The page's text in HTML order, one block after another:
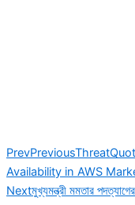
PrevPrevious
Availability in AWS
Nextমুখ্যমন্ত্রী মমতার